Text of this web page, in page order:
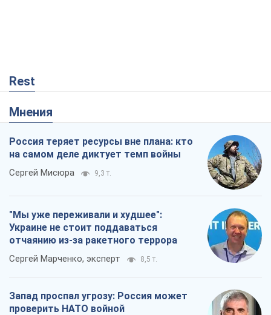
Rest
Мнения
Россия теряет ресурсы вне плана: кто
на самом деле диктует темп войны
Сергей Мисюра 9,3 т.
"Мы уже переживали и худшее":
Украине не стоит поддаваться
отчаянию из-за ракетного террора
Сергей Марченко, эксперт 8,5 т.
Запад проспал угрозу: Россия может
проверить НАТО войной